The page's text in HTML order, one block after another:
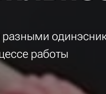
разными
работы